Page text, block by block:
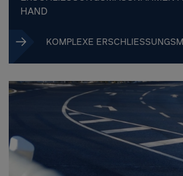
ND
KOMPLEXE